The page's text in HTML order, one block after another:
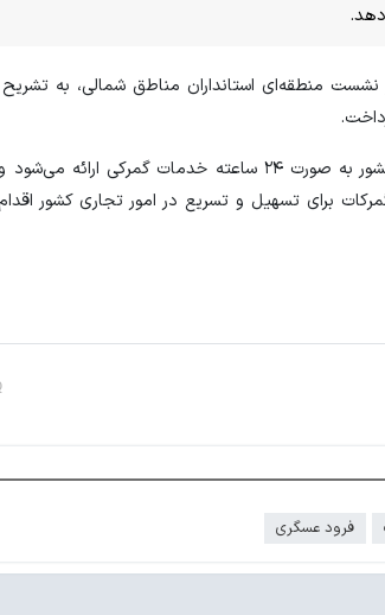
منطقه‌ای استانداران مناطق شمالی، به
وی اعلام کرد: در گمرکات مهم کشور به صورت ۲۴ ساعته خدمات
برای تسهیل و تسریع در امور تجاری کشور
فرود عسگری